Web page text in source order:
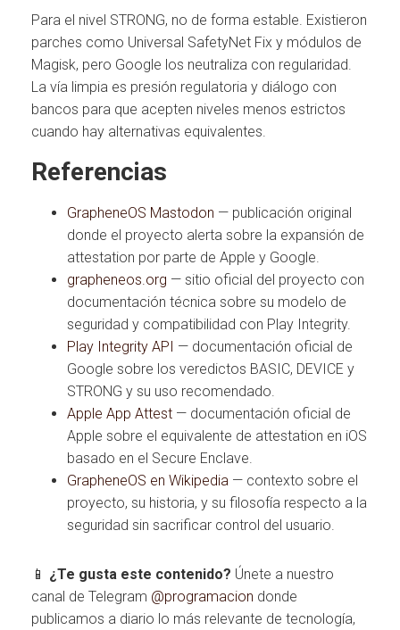
Para el nivel STRONG, no de forma estable. Existieron
parches como Universal SafetyNet Fix y módulos de
Magisk, pero Google los neutraliza con regularidad.
La vía limpia es presión regulatoria y diálogo con
bancos para que acepten niveles menos estrictos
cuando hay alternativas equivalentes.
Referencias
GrapheneOS Mastodon — publicación original
donde el proyecto alerta sobre la expansión de
attestation por parte de Apple y Google.
grapheneos.org — sitio oficial del proyecto con
documentación técnica sobre su modelo de
seguridad y compatibilidad con Play Integrity.
Play Integrity API — documentación oficial de
Google sobre los veredictos BASIC, DEVICE y
STRONG y su uso recomendado.
Apple App Attest — documentación oficial de
Apple sobre el equivalente de attestation en iOS
basado en el Secure Enclave.
GrapheneOS en Wikipedia — contexto sobre el
proyecto, su historia, y su filosofía respecto a la
seguridad sin sacrificar control del usuario.
📱 ¿Te gusta este contenido? Únete a nuestro
canal de Telegram @programacion donde
publicamos a diario lo más relevante de tecnología,